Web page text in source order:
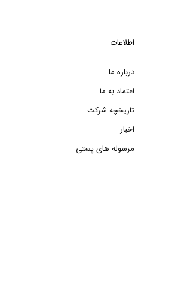
اطلاعات
درباره ما
اعتماد به ما
تاریخچه شرکت
اخبار
مرسوله های پستی